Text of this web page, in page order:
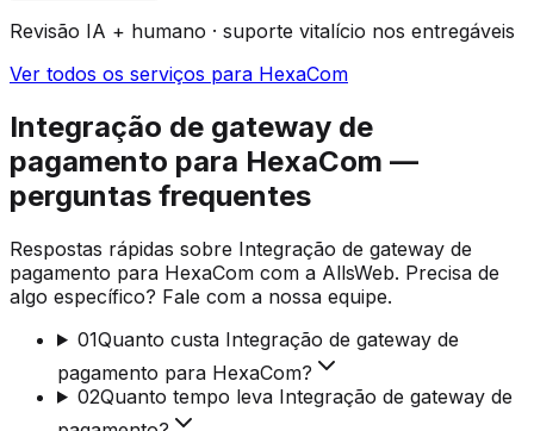
Revisão IA + humano · suporte vitalício nos entregáveis
Ver todos os serviços para HexaCom
Integração de gateway de
pagamento para HexaCom —
perguntas frequentes
Respostas rápidas sobre Integração de gateway de
pagamento para HexaCom com a AllsWeb. Precisa de
algo específico? Fale com a nossa equipe.
01Quanto custa Integração de gateway de
pagamento para HexaCom?
02Quanto tempo leva Integração de gateway de